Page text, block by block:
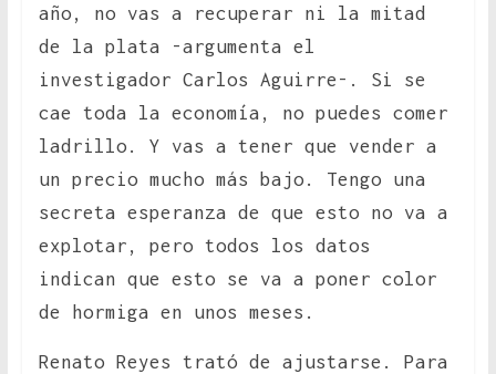
año, no vas a recuperar ni la mitad
de la plata -argumenta el
investigador Carlos Aguirre-. Si se
cae toda la economía, no puedes comer
ladrillo. Y vas a tener que vender a
un precio mucho más bajo. Tengo una
secreta esperanza de que esto no va a
explotar, pero todos los datos
indican que esto se va a poner color
de hormiga en unos meses.
Renato Reyes trató de ajustarse. Para